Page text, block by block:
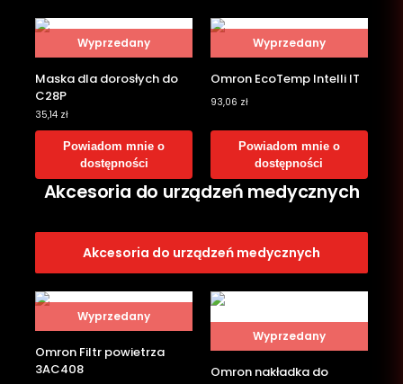
Wyprzedany
Maska dla dorosłych do
C28P
35,14 zł
Powiadom mnie o
dostępności
Wyprzedany
Omron EcoTemp Intelli IT
93,06 zł
Powiadom mnie o
dostępności
Akcesoria do urządzeń medycznych
Akcesoria do urządzeń medycznych
Wyprzedany
Omron Filtr powietrza
3AC408
Wyprzedany
Omron nakładka do